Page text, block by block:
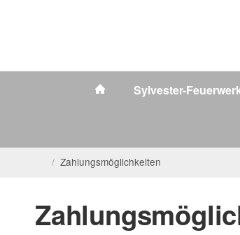
Sylvester-
/ Zahlungsmöglichkeiten